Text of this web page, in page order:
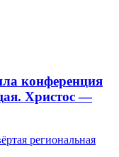
конференция
Христос —